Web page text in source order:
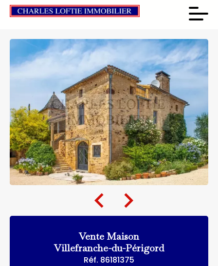
Vente Maison
Villefranche-du-Périgord
Réf. 86181375